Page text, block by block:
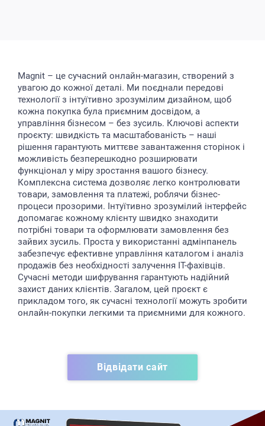
Magnit – це сучасний онлайн-магазин, створений з
увагою до кожної деталі. Ми поєднали передові
технології з інтуїтивно зрозумілим дизайном, щоб
кожна покупка була приємним досвідом, а
управління бізнесом – без зусиль. Ключові аспекти
проєкту: швидкість та масштабованість – наші
рішення гарантують миттєве завантаження сторінок і
можливість безперешкодно розширювати
функціонал у міру зростання вашого бізнесу.
Комплексна система дозволяє легко контролювати
товари, замовлення та платежі, роблячи бізнес-
процеси прозорими. Інтуїтивно зрозумілий інтерфейс
допомагає кожному клієнту швидко знаходити
потрібні товари та оформлювати замовлення без
зайвих зусиль. Проста у використанні адмінпанель
забезпечує ефективне управління каталогом і аналіз
продажів без необхідності залучення ІТ-фахівців.
Сучасні методи шифрування гарантують надійний
захист даних клієнтів. Загалом, цей проєкт є
прикладом того, як сучасні технології можуть зробити
онлайн-покупки легкими та приємними для кожного.
Відвідати сайт